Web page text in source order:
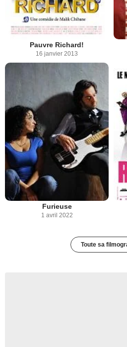
Pauvre Richard!
16 janvier 2013
Furieuse
1 avril 2022
Toute sa